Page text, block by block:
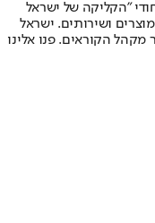
"הקליקה של ישראל
ושירותים. ישראל
מקהל הקוראים. פנו אלינו